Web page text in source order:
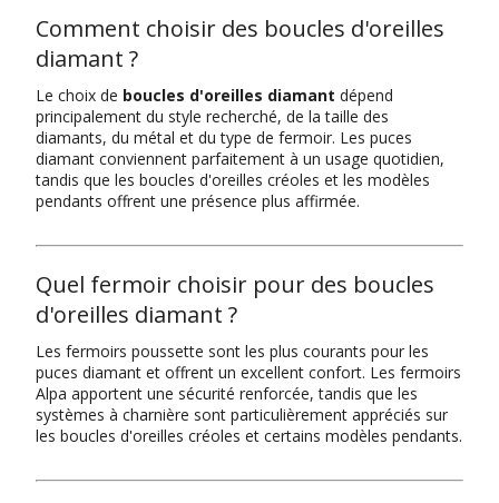
Comment choisir des boucles d'oreilles
diamant ?
Le choix de boucles d'oreilles diamant dépend
principalement du style recherché, de la taille des
diamants, du métal et du type de fermoir. Les puces
diamant conviennent parfaitement à un usage quotidien,
tandis que les boucles d'oreilles créoles et les modèles
pendants offrent une présence plus affirmée.
Quel fermoir choisir pour des boucles
d'oreilles diamant ?
Les fermoirs poussette sont les plus courants pour les
puces diamant et offrent un excellent confort. Les fermoirs
Alpa apportent une sécurité renforcée, tandis que les
systèmes à charnière sont particulièrement appréciés sur
les boucles d'oreilles créoles et certains modèles pendants.